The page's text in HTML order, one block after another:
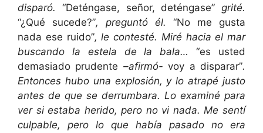
disparó. “Deténgase, señor, deténgase” grité.
“¿Qué sucede?”, preguntó él. “No me gusta
nada ese ruido”, le contesté. Miré hacia el mar
buscando la estela de la bala…“es usted
demasiado prudente –afirmó- voy a disparar”.
Entonces hubo una explosión, y lo atrapé justo
antes de que se derrumbara. Lo examiné para
ver si estaba herido, pero no vi nada. Me sentí
culpable, pero lo que había pasado no era